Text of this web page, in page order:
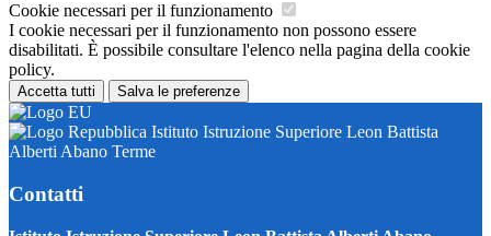
Cookie necessari per il funzionamento
I cookie necessari per il funzionamento non possono essere
disabilitati. È possibile consultare l'elenco nella pagina della cookie
policy.
Accetta tutti Salva le preferenze
Istituto Istruzione Superiore Leon Battista
Alberti Abano Terme
Contatti